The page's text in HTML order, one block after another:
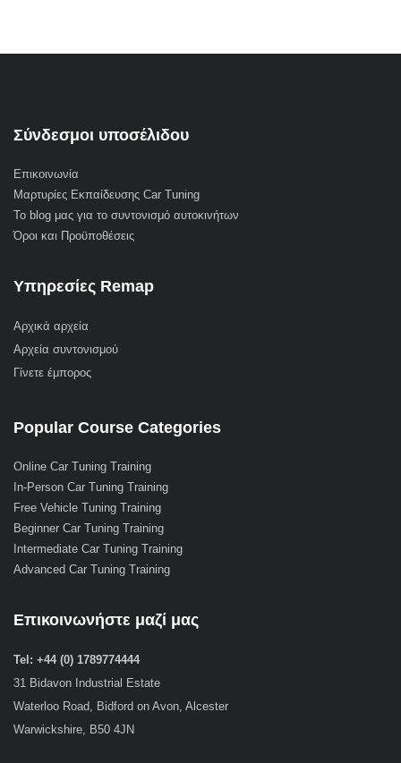
Σύνδεσμοι υποσέλιδου
Επικοινωνία
Μαρτυρίες Εκπαίδευσης Car Tuning
Το blog μας για το συντονισμό αυτοκινήτων
Όροι και Προϋποθέσεις
Υπηρεσίες Remap
Αρχικά αρχεία
Αρχεία συντονισμού
Γίνετε έμπορος
Popular Course Categories
Online Car Tuning Training
In-Person Car Tuning Training
Free Vehicle Tuning Training
Beginner Car Tuning Training
Intermediate Car Tuning Training
Advanced Car Tuning Training
Επικοινωνήστε μαζί μας
Tel: +44 (0) 1789774444
31 Bidavon Industrial Estate
Waterloo Road, Bidford on Avon, Alcester
Warwickshire, B50 4JN